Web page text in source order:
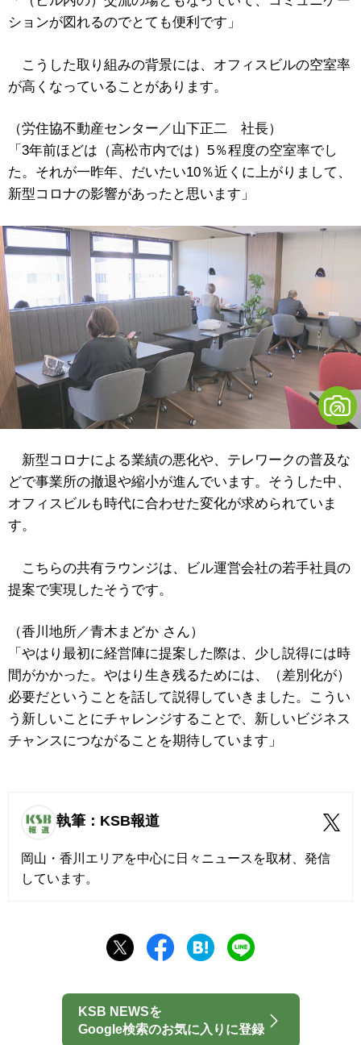
ションが図れるのでとても便利です」
こうした取り組みの背景には、オフィスビルの空室率
が高くなっていることがあります。
（労住協不動産センター／山下正二 社長）
「3年前ほどは（高松市内では）5％程度の空室率でし
た。それが一昨年、だいたい10％近くに上がりまして、
新型コロナの影響があったと思います」
新型コロナによる業績の悪化や、テレワークの普及な
どで事業所の撤退や縮小が進んでいます。そうした中、
オフィスビルも時代に合わせた変化が求められていま
す。
こちらの共有ラウンジは、ビル運営会社の若手社員の
提案で実現したそうです。
（香川地所／青木まどか さん）
「やはり最初に経営陣に提案した際は、少し説得には時
間がかかった。やはり生き残るためには、（差別化が）
必要だということを話して説得していきました。こうい
う新しいことにチャレンジすることで、新しいビジネス
チャンスにつながることを期待しています」
執筆：KSB報道
岡山・香川エリアを中心に日々ニュースを取材、発信
しています。
KSB NEWSを
Google検索のお気に入りに登録